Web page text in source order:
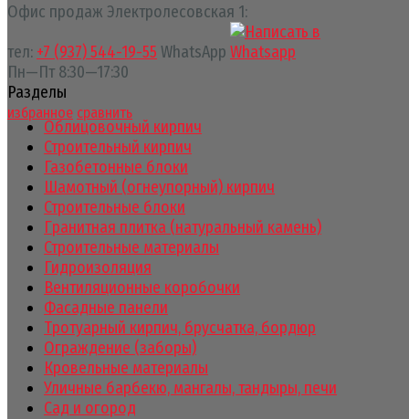
избранное сравнить
Офис продаж Электролесовская 1:
тел: +7 (937) 544-19-55 WhatsApp
Пн—Пт 8:30—17:30
Разделы
Облицовочный кирпич
Строительный кирпич
Газобетонные блоки
Шамотный (огнеупорный) кирпич
Строительные блоки
Гранитная плитка (натуральный камень)
Строительные материалы
Гидроизоляция
Вентиляционные коробочки
Фасадные панели
Тротуарный кирпич, брусчатка, бордюр
Ограждение (заборы)
Кровельные материалы
Уличные барбекю, мангалы, тандыры, печи
Сад и огород